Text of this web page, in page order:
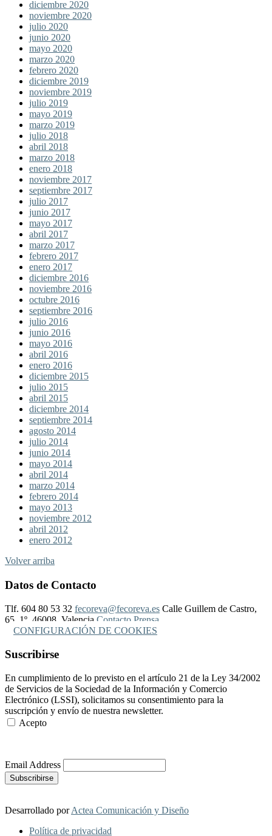
diciembre 2020
noviembre 2020
julio 2020
junio 2020
mayo 2020
marzo 2020
febrero 2020
diciembre 2019
noviembre 2019
julio 2019
mayo 2019
marzo 2019
julio 2018
abril 2018
marzo 2018
enero 2018
noviembre 2017
septiembre 2017
julio 2017
junio 2017
mayo 2017
abril 2017
marzo 2017
febrero 2017
enero 2017
diciembre 2016
noviembre 2016
octubre 2016
septiembre 2016
julio 2016
junio 2016
mayo 2016
abril 2016
enero 2016
diciembre 2015
julio 2015
abril 2015
diciembre 2014
septiembre 2014
agosto 2014
julio 2014
junio 2014
mayo 2014
abril 2014
marzo 2014
febrero 2014
mayo 2013
noviembre 2012
abril 2012
enero 2012
Volver arriba
Datos de Contacto
Tlf. 604 80 53 32 fecoreva@fecoreva.es Calle Guillem de Castro,
65, 1º, 46008, Valencia Contacto Prensa
CONFIGURACIÓN DE COOKIES
Suscribirse
En cumplimiento de lo previsto en el artículo 21 de la Ley 34/2002
de Servicios de la Sociedad de la Información y Comercio
Electrónico (LSSI), solicitamos su consentimiento para la
suscripción y envío de nuestra newsletter.
Acepto
Email Address
Desarrollado porActea Comunicación y Diseño
Política de privacidad